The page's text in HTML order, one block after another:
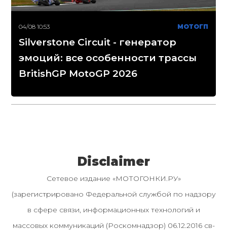
04/08 10:53 МОТОГП
Silverstone Circuit - генератор
эмоций: все особенности трассы
BritishGP MotoGP 2026
Disclaimer
Сетевое издание «МОТОГОНКИ.РУ»
(зарегистрировано Федеральной службой по надзору
в сфере связи, информационных технологий и
массовых коммуникаций (Роскомнадзор) 06.12.2016 св-